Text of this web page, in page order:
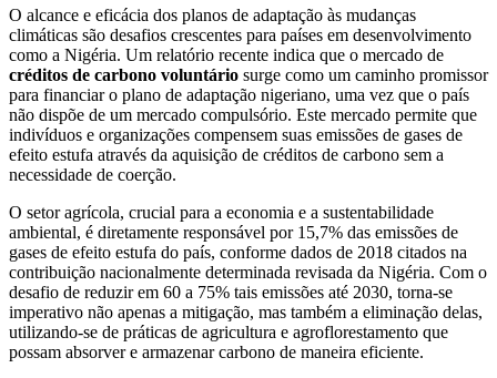
O alcance e eficácia dos planos de adaptação às mudanças
climáticas são desafios crescentes para países em desenvolvimento
como a Nigéria. Um relatório recente indica que o mercado de
créditos de carbono voluntário surge como um caminho promissor
para financiar o plano de adaptação nigeriano, uma vez que o país
não dispõe de um mercado compulsório. Este mercado permite que
indivíduos e organizações compensem suas emissões de gases de
efeito estufa através da aquisição de créditos de carbono sem a
necessidade de coerção.
O setor agrícola, crucial para a economia e a sustentabilidade
ambiental, é diretamente responsável por 15,7% das emissões de
gases de efeito estufa do país, conforme dados de 2018 citados na
contribuição nacionalmente determinada revisada da Nigéria. Com o
desafio de reduzir em 60 a 75% tais emissões até 2030, torna-se
imperativo não apenas a mitigação, mas também a eliminação delas,
utilizando-se de práticas de agricultura e agroflorestamento que
possam absorver e armazenar carbono de maneira eficiente.